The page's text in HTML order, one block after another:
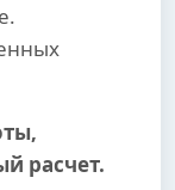
расчет.